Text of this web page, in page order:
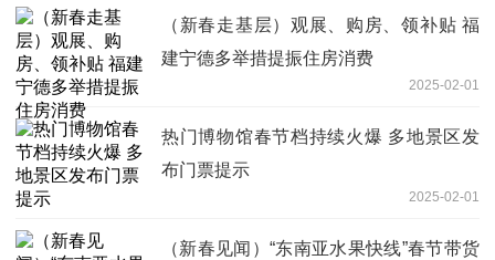
（新春走基层）观展、购房、领补贴 福
建宁德多举措提振住房消费
2025-02-01
热门博物馆春节档持续火爆 多地景区发
布门票提示
2025-02-01
（新春见闻）“东南亚水果快线”春节带货